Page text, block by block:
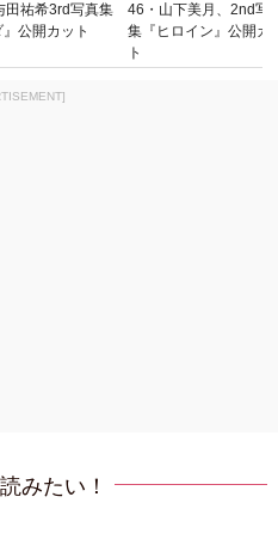
田祐希3rd写真集
』公開カット
46・山下美月、2nd写
集『ヒロイン』公開カ
ト
みたい！